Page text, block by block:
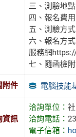
三、測驗地
四、報名費
五、測驗方
六、報名方
服務網
七、隨函檢
附件 電腦技能
資訊
洽詢單位：
洽詢電話：
電子信箱：